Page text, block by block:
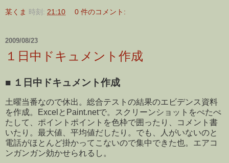
某くま 時刻: 21:10 0 件のコメント:
2009/08/23
１日中ドキュメント作成
■ １日中ドキュメント作成
土曜当番なので休出。総合テストの結果のエビデンス資料
を作成。ExcelとPaint.netで。スクリーンショットをぺたぺ
たして、ポイントポイントを色枠で囲ったり、コメント書
いたり。最大値、平均値だしたり。でも、人がいないのと
電話がほとんど掛かってこないので集中できた也。エアコ
ンガンガン効かせられるし。